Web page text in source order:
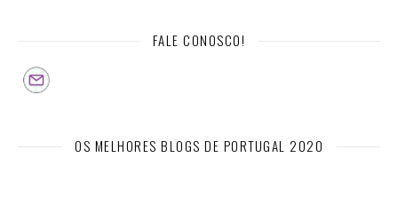
FALE CONOSCO!
OS MELHORES BLOGS DE PORTUGAL 2020